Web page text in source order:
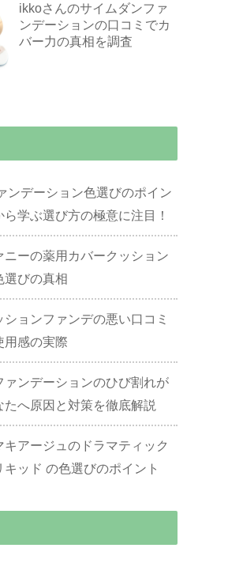
ikkoさんのサイムダンファ
ンデーションの口コミでカ
バー力の真相を調査
ンデーション色選びのポイン
ら学ぶ選び方の極意に注目！
ニーの薬用カバークッション
選びの真相
ョンファンデの悪い口コミ
用感の実際
ァンデーションのひび割れが
たへ原因と対策を徹底解説
キアージュのドラマティック
キッド の色選びのポイント